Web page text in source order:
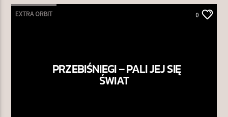
EXTRA ORBIT 0
PRZEBIŚNIEGI – PALI JEJ SIĘ
ŚWIAT